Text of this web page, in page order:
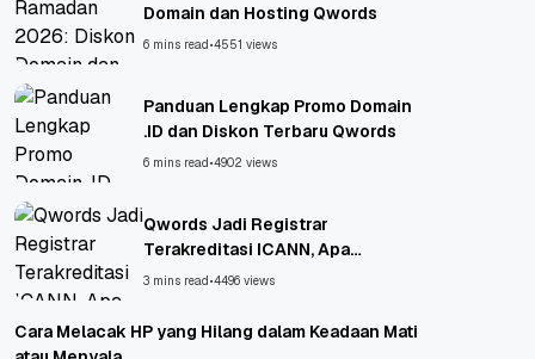
Domain dan Hosting Qwords
6 mins read•4551 views
Panduan Lengkap Promo Domain
.ID dan Diskon Terbaru Qwords
6 mins read•4902 views
Qwords Jadi Registrar
Terakreditasi ICANN, Apa
Untungnya?
3 mins read•4496 views
Cara Melacak HP yang Hilang dalam Keadaan Mati